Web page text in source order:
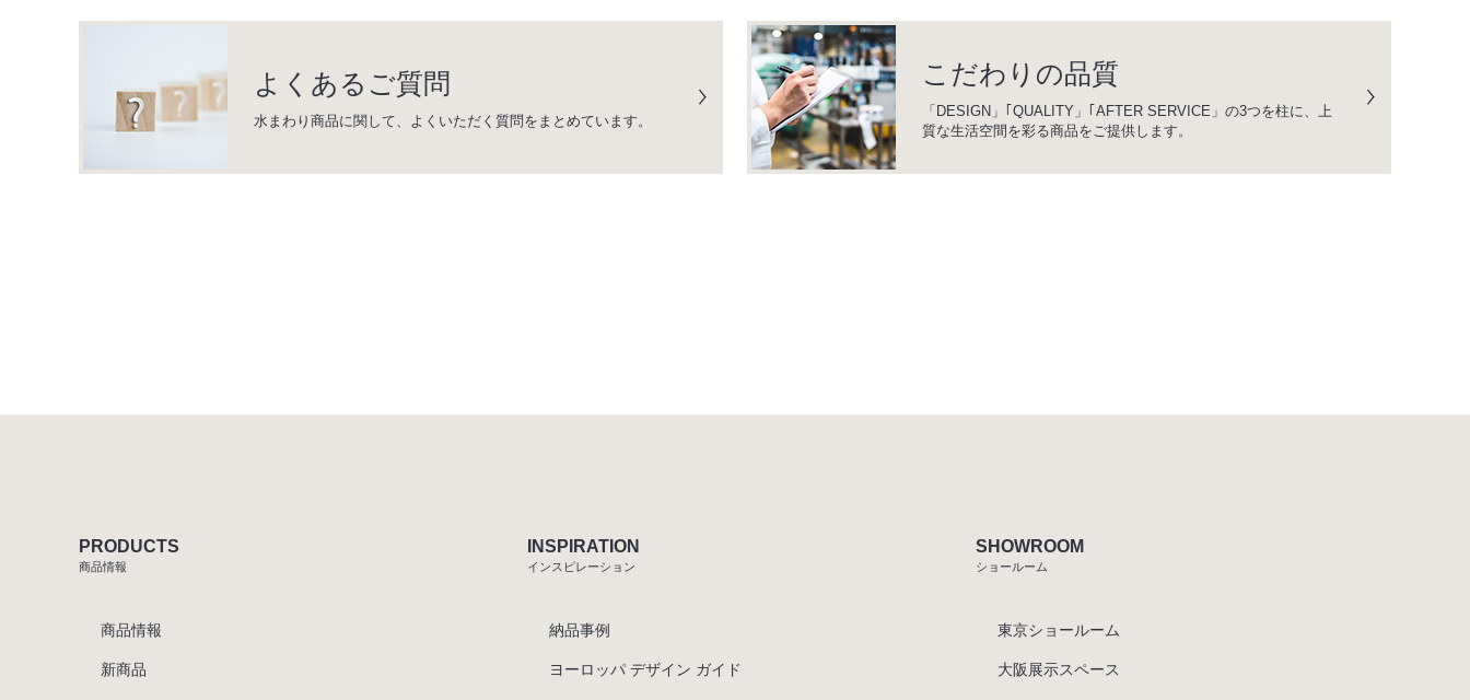
よくあるご質問
水まわり商品に関して、よくいただく質問をまとめています。
こだわりの品質
「DESIGN」｢QUALITY」｢AFTER SERVICE」の3つを柱に、上
質な生活空間を彩る商品をご提供します。
PRODUCTS
商品情報
商品情報
新商品
INSPIRATION
インスピレーション
納品事例
ヨーロッパ デザイン ガイド
SHOWROOM
ショールーム
東京ショールーム
大阪展示スペース